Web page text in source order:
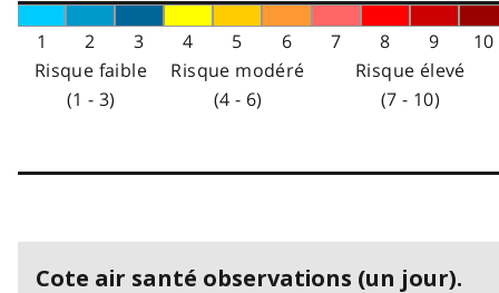
1 2 3 4 5 6 7 8 9
10
Risque faible
(1 - 3)
Risque modéré
(4 - 6)
Risque élevé
(7 - 10)
Cote air santé observations (un jour).